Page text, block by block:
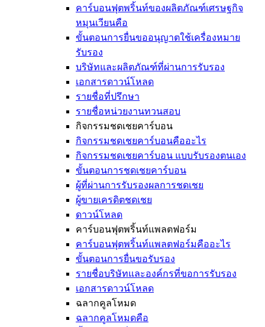
คาร์บอนฟุตพริ้นท์ของผลิตภัณฑ์เศรษฐกิจ
หมุนเวียนคือ
ขั้นตอนการยื่นขออนุญาตใช้เครื่องหมาย
รับรอง
บริษัทและผลิตภัณฑ์ที่ผ่านการรับรอง
เอกสารดาวน์โหลด
รายชื่อที่ปรึกษา
รายชื่อหน่วยงานทวนสอบ
กิจกรรมชดเชยคาร์บอน
กิจกรรมชดเชยคาร์บอนคืออะไร
กิจกรรมชดเชยคาร์บอน แบบรับรองตนเอง
ขั้นตอนการชดเชยคาร์บอน
ผู้ที่ผ่านการรับรองผลการชดเชย
ผู้ขายเครดิตชดเชย
ดาวน์โหลด
คาร์บอนฟุตพริ้นท์แพลตฟอร์ม
คาร์บอนฟุตพริ้นท์แพลตฟอร์มคืออะไร
ขั้นตอนการยื่นขอรับรอง
รายชื่อบริษัทและองค์กรที่ขอการรับรอง
เอกสารดาวน์โหลด
ฉลากคูลโหมด
ฉลากคูลโหมดคือ